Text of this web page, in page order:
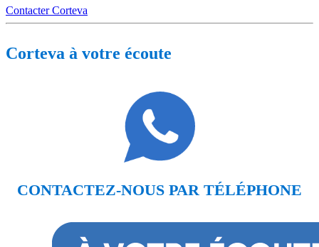
Contacter Corteva
Corteva à votre écoute
CONTACTEZ-NOUS PAR TÉLÉPHONE